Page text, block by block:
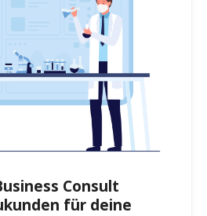
wichtig es ist, sich auf spezifische
zu spezialisieren, um maximale
bieten.
ist der Schlüssel zum Erfolg
Sie ermöglicht es dir, dich auf eine
konzentrieren, individuelle Lösungen zu
Marktwert zu steigern.